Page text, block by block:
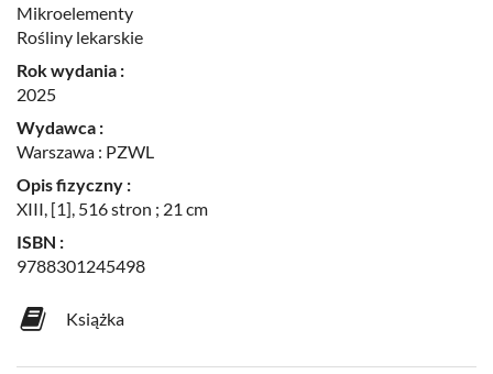
Mikroelementy
Rośliny lekarskie
Rok wydania :
2025
Wydawca :
Warszawa : PZWL
Opis fizyczny :
XIII, [1], 516 stron ; 21 cm
ISBN :
9788301245498
Książka